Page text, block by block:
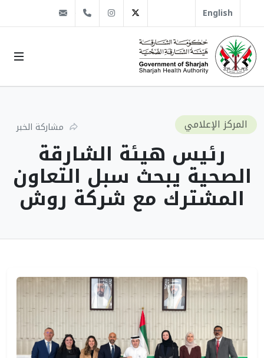
English
Twitter
Instagram
1666 509 6 971+
المركز الإعلامي مشاركة الخبر
رئيس هيئة الشارقة
الصحية يبحث سبل التعاون
المشترك مع شركة روش